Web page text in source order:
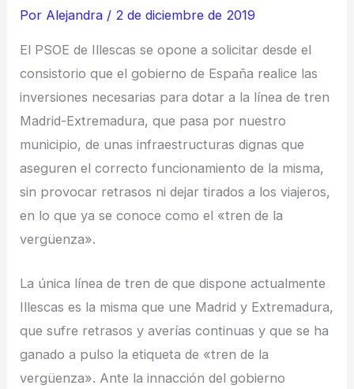
Por Alejandra / 2 de diciembre de 2019
El PSOE de Illescas se opone a solicitar desde el
consistorio que el gobierno de España realice las
inversiones necesarias para dotar a la línea de tren
Madrid-Extremadura, que pasa por nuestro
municipio, de unas infraestructuras dignas que
aseguren el correcto funcionamiento de la misma,
sin provocar retrasos ni dejar tirados a los viajeros,
en lo que ya se conoce como el «tren de la
vergüenza».
La única línea de tren de que dispone actualmente
Illescas es la misma que une Madrid y Extremadura,
que sufre retrasos y averías continuas y que se ha
ganado a pulso la etiqueta de «tren de la
vergüenza». Ante la innacción del gobierno